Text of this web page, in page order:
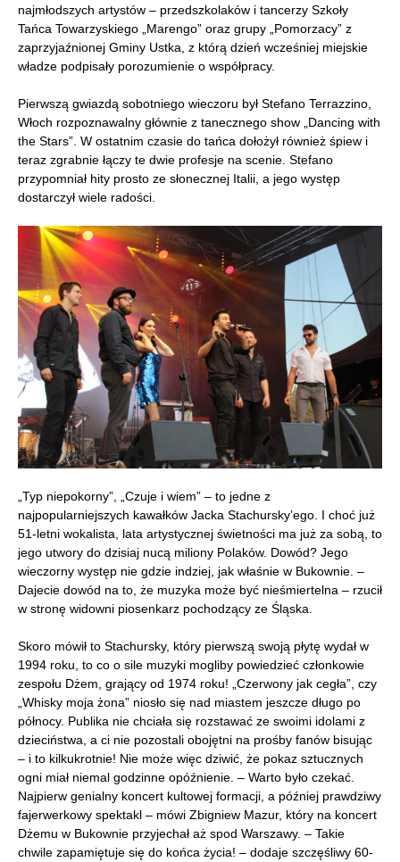
najmłodszych artystów – przedszkolaków i tancerzy Szkoły
Tańca Towarzyskiego „Marengo” oraz grupy „Pomorzacy” z
zaprzyjaźnionej Gminy Ustka, z którą dzień wcześniej miejskie
władze podpisały porozumienie o współpracy.
Pierwszą gwiazdą sobotniego wieczoru był Stefano Terrazzino,
Włoch rozpoznawalny głównie z tanecznego show „Dancing with
the Stars”. W ostatnim czasie do tańca dołożył również śpiew i
teraz zgrabnie łączy te dwie profesje na scenie. Stefano
przypomniał hity prosto ze słonecznej Italii, a jego występ
dostarczył wiele radości.
„Typ niepokorny”, „Czuje i wiem” – to jedne z
najpopularniejszych kawałków Jacka Stachursky’ego. I choć już
51-letni wokalista, lata artystycznej świetności ma już za sobą, to
jego utwory do dzisiaj nucą miliony Polaków. Dowód? Jego
wieczorny występ nie gdzie indziej, jak właśnie w Bukownie. –
Dajecie dowód na to, że muzyka może być nieśmiertelna – rzucił
w stronę widowni piosenkarz pochodzący ze Śląska.
Skoro mówił to Stachursky, który pierwszą swoją płytę wydał w
1994 roku, to co o sile muzyki mogliby powiedzieć członkowie
zespołu Dżem, grający od 1974 roku! „Czerwony jak cegła”, czy
„Whisky moja żona” niosło się nad miastem jeszcze długo po
północy. Publika nie chciała się rozstawać ze swoimi idolami z
dzieciństwa, a ci nie pozostali obojętni na prośby fanów bisując
– i to kilkukrotnie! Nie może więc dziwić, że pokaz sztucznych
ogni miał niemal godzinne opóźnienie. – Warto było czekać.
Najpierw genialny koncert kultowej formacji, a później prawdziwy
fajerwerkowy spektakl – mówi Zbigniew Mazur, który na koncert
Dżemu w Bukownie przyjechał aż spod Warszawy. – Takie
chwile zapamiętuje się do końca życia! – dodaje szczęśliwy 60-